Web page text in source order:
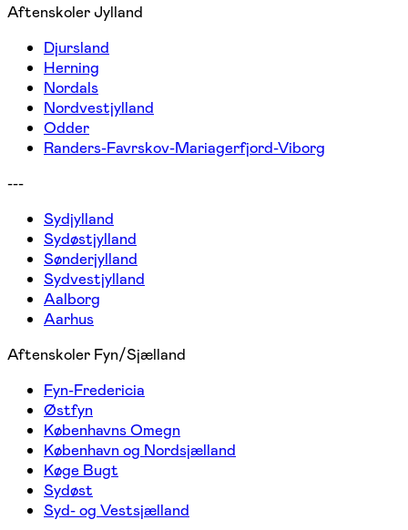
Aftenskoler Jylland
Djursland
Herning
Nordals
Nordvestjylland
Odder
Randers-Favrskov-Mariagerfjord-Viborg
---
Sydjylland
Sydøstjylland
Sønderjylland
Sydvestjylland
Aalborg
Aarhus
Aftenskoler Fyn/Sjælland
Fyn-Fredericia
Østfyn
Københavns Omegn
København og Nordsjælland
Køge Bugt
Sydøst
Syd- og Vestsjælland